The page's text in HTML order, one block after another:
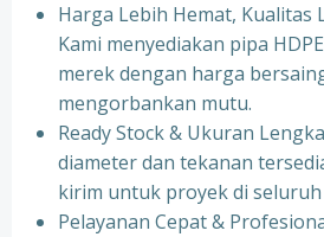
Harga Lebih Hemat, Kualitas
Kami menyediakan pipa
merek dengan harga
mengorbankan mutu.
Ready Stock & Ukuran
diameter dan tekanan
kirim untuk proyek di seluruh
Pelayanan Cepat &